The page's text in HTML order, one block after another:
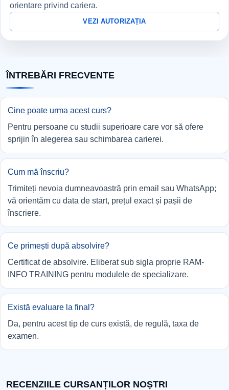
orientare privind cariera.
VEZI AUTORIZAȚIA
ÎNTREBĂRI FRECVENTE
Cine poate urma acest curs?
Pentru persoane cu studii superioare care vor să ofere
sprijin în alegerea sau schimbarea carierei.
Cum mă înscriu?
Trimiteți nevoia dumneavoastră prin email sau WhatsApp;
vă orientăm cu data de start, prețul exact și pașii de
înscriere.
Ce primești după absolvire?
Certificat de absolvire. Eliberat sub sigla proprie RAM-
INFO TRAINING pentru modulele de specializare.
Există evaluare la final?
Da, pentru acest tip de curs există, de regulă, taxa de
examen.
RECENZIILE CURSANȚILOR NOȘTRI